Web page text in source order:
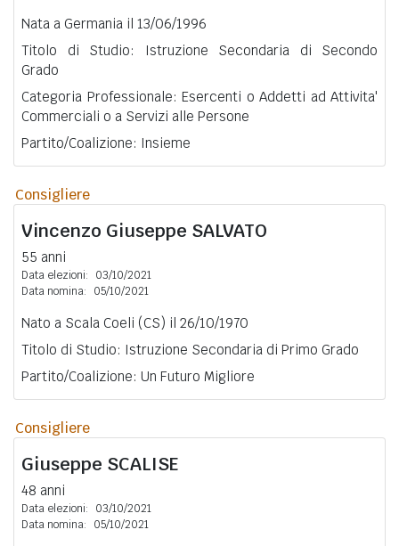
Nata a Germania il 13/06/1996
Titolo di Studio: Istruzione Secondaria di Secondo
Grado
Categoria Professionale: Esercenti o Addetti ad Attivita'
Commerciali o a Servizi alle Persone
Partito/Coalizione: Insieme
Consigliere
Vincenzo Giuseppe SALVATO
55 anni
Data elezioni:
03/10/2021
Data nomina:
05/10/2021
Nato a Scala Coeli (CS) il 26/10/1970
Titolo di Studio: Istruzione Secondaria di Primo Grado
Partito/Coalizione: Un Futuro Migliore
Consigliere
Giuseppe SCALISE
48 anni
Data elezioni:
03/10/2021
Data nomina:
05/10/2021